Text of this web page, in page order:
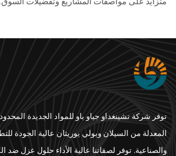
توفر شركة تشينغداو جياو باو للمواد الجديدة
المعدلة من السيلان وبولي يوريثان عالية الجودة
والصناعية. توفر لصقاتنا عالية الأداء حلول عزل ضد